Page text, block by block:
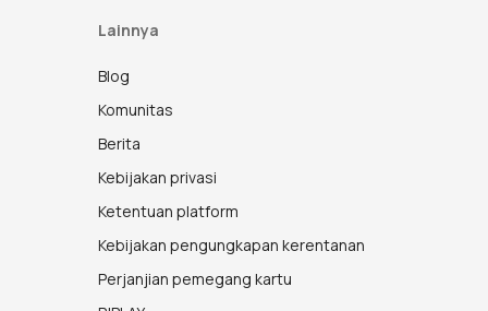
Lainnya
Blog
Komunitas
Berita
Kebijakan privasi
Ketentuan platform
Kebijakan pengungkapan kerentanan
Perjanjian pemegang kartu